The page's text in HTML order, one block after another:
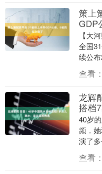
策上
GDP
【大
全国
续公
江苏
全国增
查看：
龙辉
搭档
40岁
频，
演了
动作
经退役
查看：